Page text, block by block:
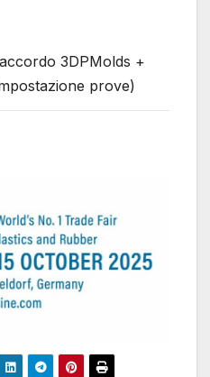
3DPMolds +
prove)